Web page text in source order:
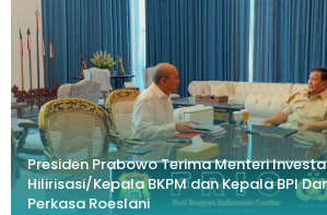
Presiden Prabowo Terima Menteri
Hilirisasi/Kepala BKPM dan Kepala BPI
Perkasa Roeslani